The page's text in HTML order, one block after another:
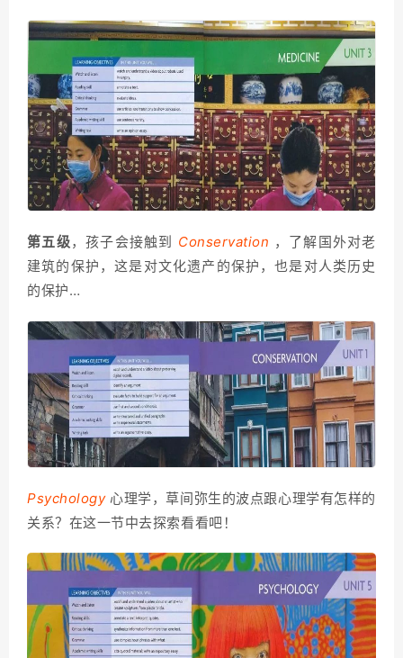
第五级，孩子会接触到 Conservation ，了解国外对老
建筑的保护，这是对文化遗产的保护，也是对人类历史
的保护…
Psychology心理学，草间弥生的波点跟心理学有怎样的
关系？在这一节中去探索看看吧！